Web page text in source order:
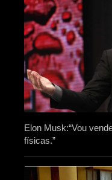
Elon Musk:“Vou
físicas.”